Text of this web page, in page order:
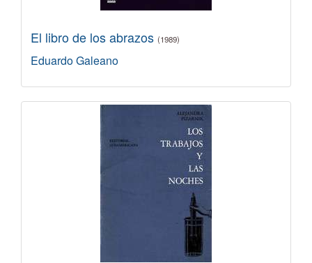
El libro de los abrazos (1989)
Eduardo Galeano